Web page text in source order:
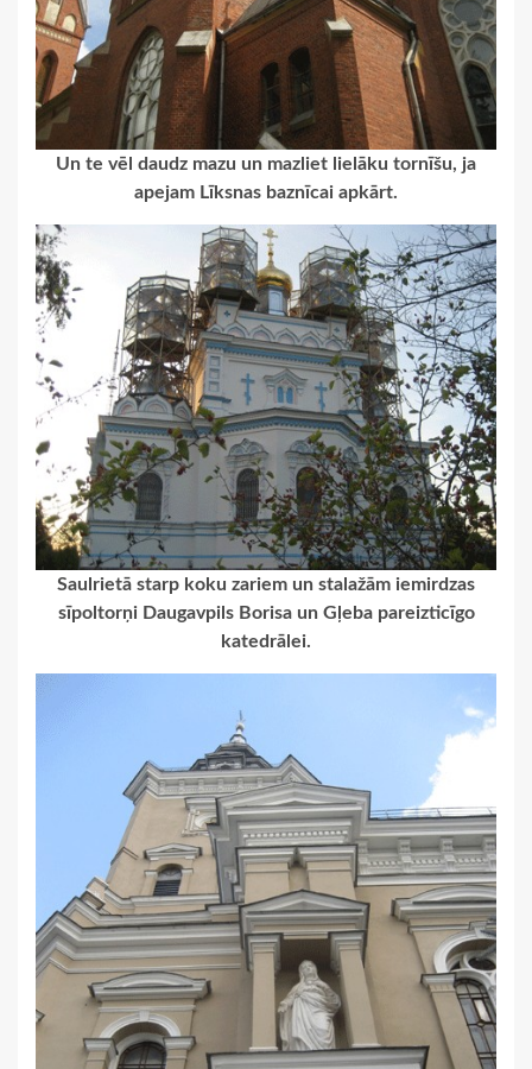
Un te vēl daudz mazu un mazliet lielāku tornīšu, ja
apejam Līksnas baznīcai apkārt.
Saulrietā starp koku zariem un stalažām iemirdzas
sīpoltorņi Daugavpils Borisa un Gļeba pareizticīgo
katedrālei.